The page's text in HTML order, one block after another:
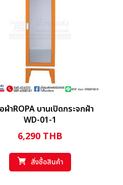
ผ้าROPA บานเปิดกระจกฝ้า
WD-01-1
6,290 THB
สั่งซื้อสินค้า